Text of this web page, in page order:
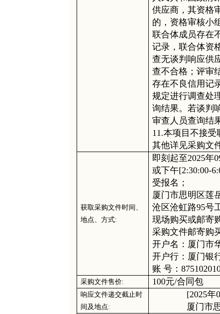
供应商，其资格
的，资格审核小
联合体成员存在
记录，联合体资
查无谈判响应供
查不合格；评审
存在不良信用记
规定进行调查处
询结果。若谈判
审查人员查询结
11.本项目不接
其他详见采购文
获取采购文件时间、
地点、方式:
即刻起至2025年
或下午[2:30:00-
受报名；
厦门市思明区莲
沧区沧虹路95号
现场购买或邮寄
采购文件邮寄购
开户名：厦门市
开户行：厦门银
账 号：
采购文件售价: 100元/合同包
响应文件递交截止时
间 及地点:
[2025年
厦门市